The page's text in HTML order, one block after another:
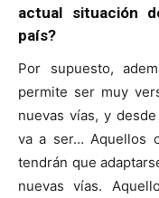
actual situación
país?
Por supuesto,
permite ser muy
nuevas vías, y
va a ser… Aquellos
tendrán que
nuevas vías.